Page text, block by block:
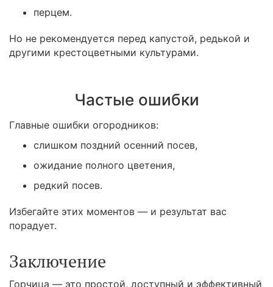
перцем.
Но не рекомендуется перед капустой, редькой и
другими крестоцветными культурами.
Частые ошибки
Главные ошибки огородников:
слишком поздний осенний посев,
ожидание полного цветения,
редкий посев.
Избегайте этих моментов — и результат вас
порадует.
Заключение
Горчица — это простой, доступный и эффективный